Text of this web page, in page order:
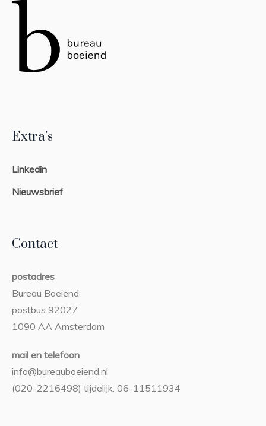
Extra’s
Linkedin
Nieuwsbrief
Contact
postadres
Bureau Boeiend
postbus 92027
1090 AA Amsterdam
mail en telefoon
info@bureauboeiend.nl
(020-2216498) tijdelijk: 06-11511934